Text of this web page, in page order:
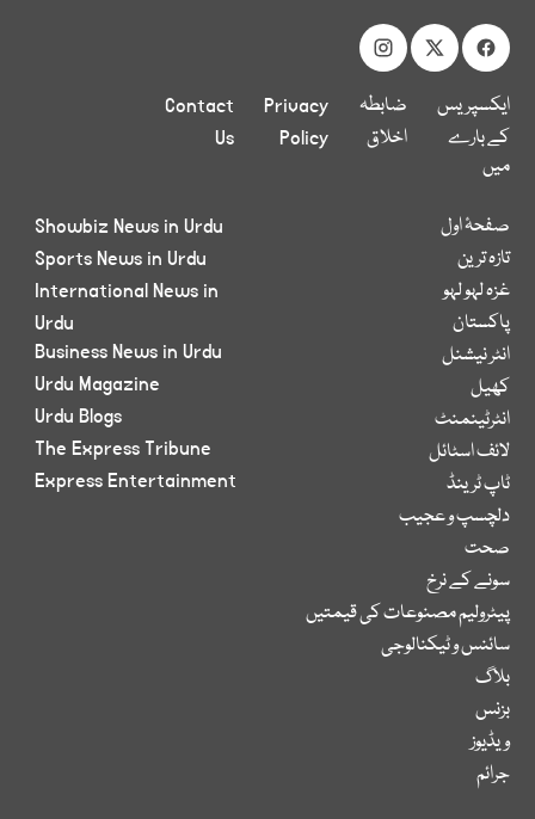
ایکسپریس
کے بارے
میں
ضابطہ
اخلاق
Privacy
Policy
Contact
Us
صفحۂ اول
تازہ ترین
غزہ لہو لہو
پاکستان
انٹر نیشنل
کھیل
انٹرٹینمنٹ
لائف اسٹائل
ٹاپ ٹرینڈ
دلچسپ و عجیب
صحت
سونے کے نرخ
پیٹرولیم مصنوعات کی قیمتیں
سائنس و ٹیکنالوجی
بلاگ
بزنس
ویڈیوز
جرائم
Showbiz News in Urdu
Sports News in Urdu
International News in
Urdu
Business News in Urdu
Urdu Magazine
Urdu Blogs
The Express Tribune
Express Entertainment